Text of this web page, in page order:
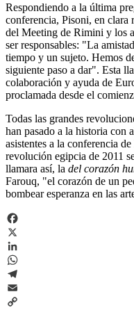
Respondiendo a la última
conferencia, Pisoni, en clara
del Meeting de Rimini y los
ser responsables: "La
tiempo y un sujeto. Hemos
siguiente paso a dar". Esta
colaboración y ayuda de
proclamada desde el
Todas las grandes
han pasado a la historia con
asistentes a la conferencia
revolución egipcia de 2011
llamara así, la del corazón
Farouq, "el corazón de un
bombear esperanza en las
Facebook
X
LinkedIn
WhatsApp
Telegram
Email